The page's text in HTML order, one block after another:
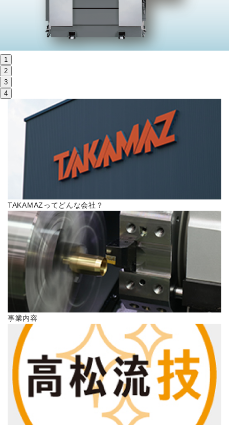
サステナビリティ
お問い合わせ
高松流技
ご利用に際して
当社のセキュリティへの取り組み
プライバシーポリシー
ENGLISH
1
2
3
4
TAKAMAZってどんな会社？
事業内容